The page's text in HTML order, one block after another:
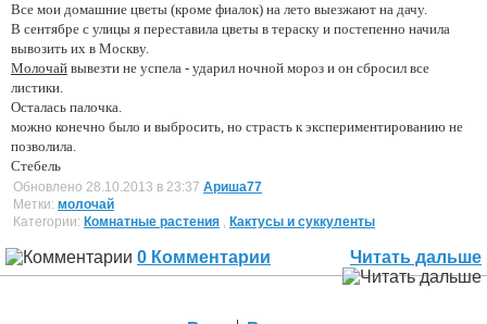
Все мои домашние цветы (кроме фиалок) на лето выезжают на дачу.
В сентябре с улицы я переставила цветы в тераску и постепенно начила
вывозить их в Москву.
Молочай вывезти не успела - ударил ночной мороз и он сбросил все
листики.
Осталась палочка.
можно конечно было и выбросить, но страсть к экспериментированию не
позволила.
Стебель
Обновлено 28.10.2013 в 23:37 Ариша77
Метки: молочай
Категории: Комнатные растения Кактусы и суккуленты
0 Комментарии Читать дальше